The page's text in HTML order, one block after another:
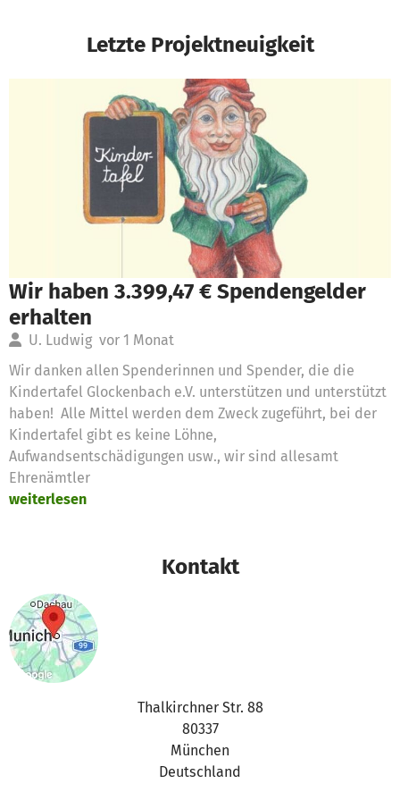
Letzte Projektneuigkeit
Wir haben 3.399,47 € Spendengelder
erhalten
U. Ludwig vor 1 Monat
Wir danken allen Spenderinnen und Spender, die die
Kindertafel Glockenbach e.V. unterstützen und unterstützt
haben! Alle Mittel werden dem Zweck zugeführt, bei der
Kindertafel gibt es keine Löhne,
Aufwandsentschädigungen usw., wir sind allesamt
Ehrenämtler
weiterlesen
Kontakt
Thalkirchner Str. 88
80337
München
Deutschland